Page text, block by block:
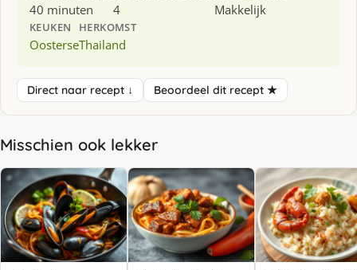
40 minuten 4 Makkelijk
KEUKEN
Oosterse
HERKOMST
Thailand
Direct naar recept ↓ Beoordeel dit recept ★
Misschien ook lekker